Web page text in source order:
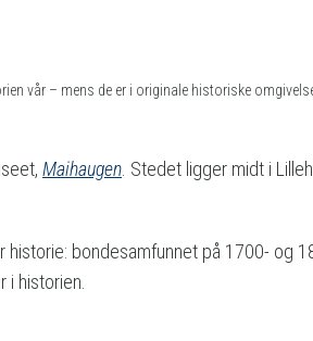
vår – mens de er i originale historiske
Maihaugen . Stedet ligger midt i
bondesamfunnet på 1700- og
i historien.